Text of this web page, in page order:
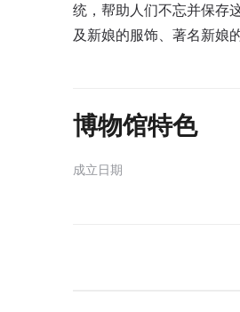
统，帮助人们不忘并保存
及新娘的服饰、著名新娘
博物馆特色
成立日期